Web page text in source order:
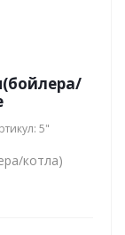
5"
котла)